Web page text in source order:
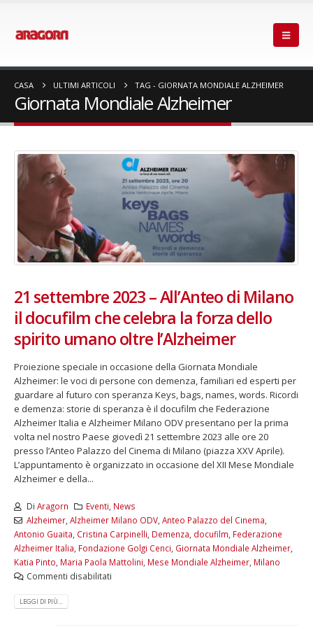
CASA ULTIMI ARTICOLI TAG - GIORNATA MONDIALE ALZHEIMER
Giornata Mondiale Alzheimer
21 settembre 2023 – All’Anteo di Milano
il docufilm che celebra la forza dello
spirito umano oltre l’Alzheimer
Proiezione speciale in occasione della Giornata Mondiale
Alzheimer: le voci di persone con demenza, familiari ed esperti per
guardare al futuro con speranza Keys, bags, names, words. Ricordi
e demenza: storie di speranza è il docufilm che Federazione
Alzheimer Italia e Alzheimer Milano ODV presentano per la prima
volta nel nostro Paese giovedì 21 settembre 2023 alle ore 20
presso l’Anteo Palazzo del Cinema di Milano (piazza XXV Aprile).
L’appuntamento è organizzato in occasione del XII Mese Mondiale
Alzheimer e della...
Di Aragorn Eventi News
Alzheimer, Alzheimer Milano ODV, Anteo Palazzo del Cinema
Antonio Guaita Cristina Carpinelli Demenza docufilm Federazione
Alzheimer Italia Fondazione Golgi Cenci Giornata Mondiale Alzheimer
Katia Pinto Maria Paola Mattolini Mese Mondiale Alzheimer Milano
Commenti disabilitati
LEGGI DI PIÙ...